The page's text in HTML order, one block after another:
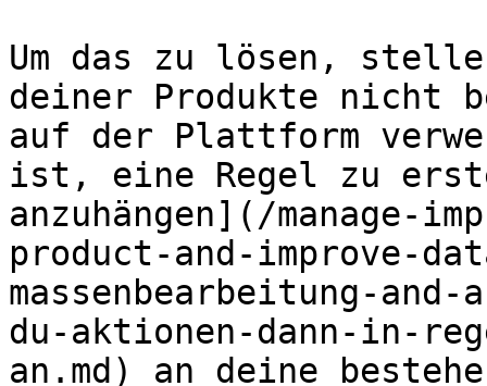
Um das zu lösen,
deiner Produkte nicht
auf der Plattform
ist, eine Regel zu
anzuhängen](/manage-
product-and-improve-
massenbearbeitung-
du-aktionen-dann-in-
an.md) an deine